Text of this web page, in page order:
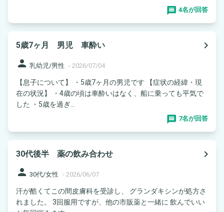
4名が回答
5歳7ヶ月 男児 車酔い
navigate_next
person 乳幼児/男性 - 2026/07/04
【息子について】 ・5歳7ヶ月の男児です 【症状の経緯・現
在の状況】 ・4歳の頃は車酔いはなく、船に乗っても平気で
した ・5歳を過ぎ...
7名が回答
30代後半 薬の飲み合わせ
navigate_next
person 30代/女性 - 2026/06/07
汗が酷くてこの間皮膚科を受診し、 グランダキシンが処方さ
れました。 3回服用ですが、他の市販薬と一緒に 飲んでいい